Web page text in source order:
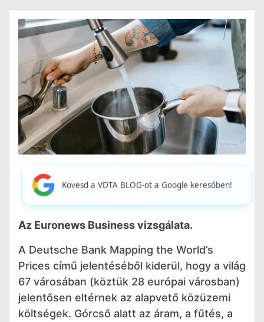
Kövesd a VDTA BLOG-ot a Google keresőben!
Az Euronews Business vizsgálata.
A Deutsche Bank Mapping the World’s
Prices című jelentéséből kiderül, hogy a világ
67 városában (köztük 28 európai városban)
jelentősen eltérnek az alapvető közüzemi
költségek. Górcső alatt az áram, a fűtés, a